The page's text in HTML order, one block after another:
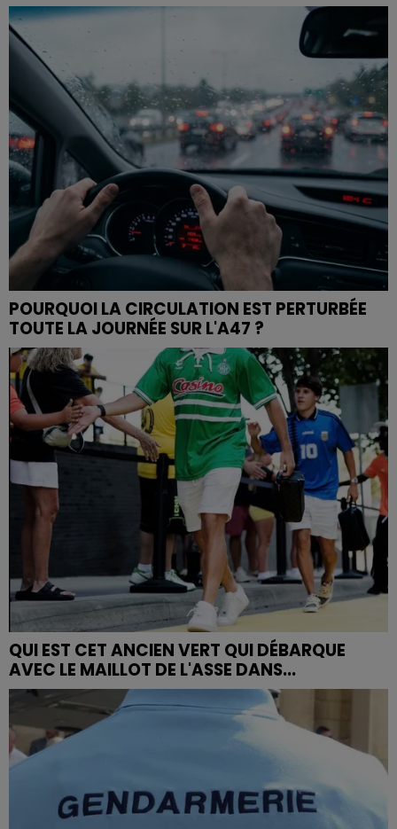
POURQUOI LA CIRCULATION EST PERTURBÉE
TOUTE LA JOURNÉE SUR L'A47 ?
QUI EST CET ANCIEN VERT QUI DÉBARQUE
AVEC LE MAILLOT DE L'ASSE DANS...